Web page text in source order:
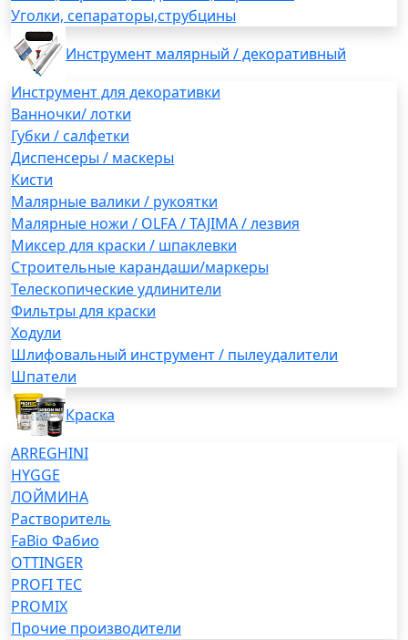
Уголки, сепараторы,струбцины
Инструмент малярный / декоративный
Инструмент для декоративки
Ванночки/ лотки
Губки / салфетки
Диспенсеры / маскеры
Кисти
Малярные валики / рукоятки
Малярные ножи / OLFA / TAJIMA / лезвия
Миксер для краски / шпаклевки
Строительные карандаши/маркеры
Телескопические удлинители
Фильтры для краски
Ходули
Шлифовальный инструмент / пылеудалители
Шпатели
Краска
ARREGHINI
HYGGE
ЛОЙМИНА
Растворитель
FaBio Фабио
OTTINGER
PROFI TEC
PROMIX
Прочие производители